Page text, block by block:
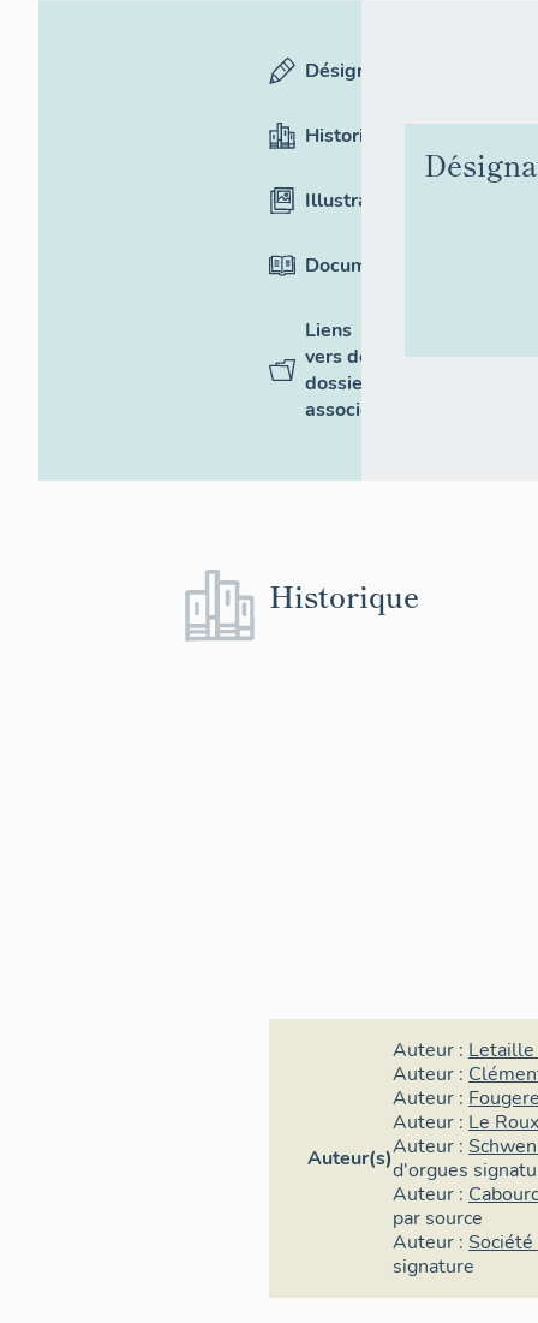
Désignation
Historique
Illustrations
Documentation
Liens
vers des
dossiers
associés
Historique
Auteur(s)
Auteur :
Auteur :
Auteur :
Auteur : Le Roux
Auteur :
d'orgues
Auteur :
par source
Auteur :
signature